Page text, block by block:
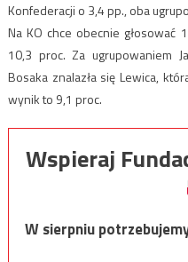
Konfederacji o 3,4 pp., oba
Na KO chce obecnie głosować
10,3 proc. Za ugrupowaniem
Bosaka znalazła się Lewica,
wynik to 9,1 proc.
Wspieraj
W sierpniu